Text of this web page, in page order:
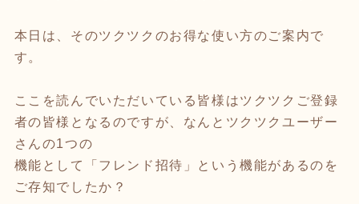
本日は、そのツクツクのお得な使い方のご案内で
す。
ここを読んでいただいている皆様はツクツクご登録
者の皆様となるのですが、なんとツクツクユーザー
さんの1つの
機能として「フレンド招待」という機能があるのを
ご存知でしたか？